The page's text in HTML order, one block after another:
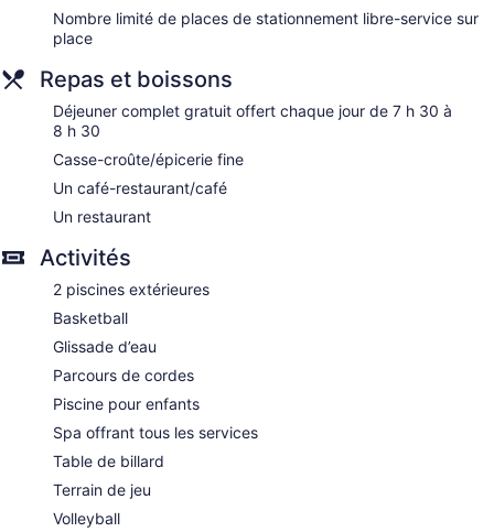
Nombre limité de places de stationnement libre-service sur
place
Repas et boissons
Déjeuner complet gratuit offert chaque jour de 7 h 30 à
8 h 30
Casse-croûte/épicerie fine
Un café-restaurant/café
Un restaurant
Activités
2 piscines extérieures
Basketball
Glissade d’eau
Parcours de cordes
Piscine pour enfants
Spa offrant tous les services
Table de billard
Terrain de jeu
Volleyball